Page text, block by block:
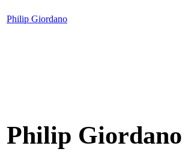
Philip Giordano
Philip Giordano